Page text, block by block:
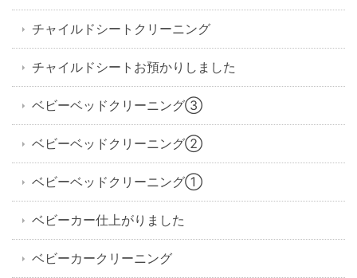
チャイルドシートクリーニング
チャイルドシートお預かりしました
ベビーベッドクリーニング③
ベビーベッドクリーニング②
ベビーベッドクリーニング①
ベビーカー仕上がりました
ベビーカークリーニング